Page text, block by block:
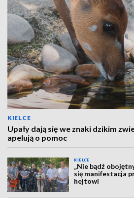
KIELCE
Upały dają się we znaki dzikim
apelują o pomoc
KIELCE
„Nie bądź
się manifestacja
hejtowi